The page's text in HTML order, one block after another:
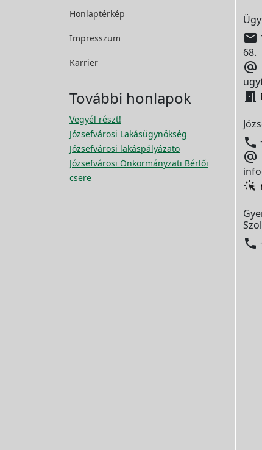
Honlaptérkép
Impresszum
Karrier
További honlapok
Vegyél részt!
Józsefvárosi Lakásügynökség
Józsefvárosi lakáspályázato
Józsefvárosi Önkormányzati Bérlői
csere

68.




